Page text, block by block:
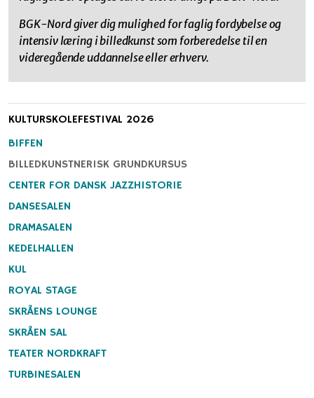
BGK-Nord giver dig mulighed for faglig fordybelse og
intensiv læring i billedkunst som forberedelse til en
videregående uddannelse eller erhverv.
KULTURSKOLEFESTIVAL 2026
BIFFEN
BILLEDKUNSTNERISK GRUNDKURSUS
CENTER FOR DANSK JAZZHISTORIE
DANSESALEN
DRAMASALEN
KEDELHALLEN
KUL
ROYAL STAGE
SKRÅENS LOUNGE
SKRÅEN SAL
TEATER NORDKRAFT
TURBINESALEN